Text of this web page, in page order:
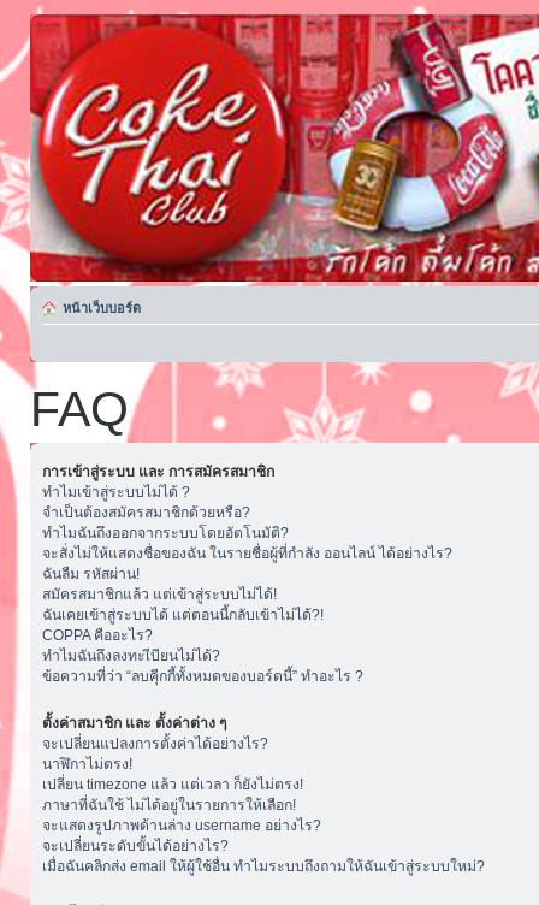
หน้าเว็บบอร์ด
FAQ
การเข้าสู่ระบบ และ การสมัครสมาชิก
ทำไมเข้าสู่ระบบไม่ได้ ?
จำเป็นต้องสมัครสมาชิกด้วยหรือ?
ทำไมฉันถึงออกจากระบบโดยอัตโนมัติ?
จะสั่งไม่ให้แสดงชื่อของฉัน ในรายชื่อผู้ที่กำลัง ออนไลน์ ได้อย่างไร?
ฉันลืม รหัสผ่าน!
สมัครสมาชิกแล้ว แต่เข้าสู่ระบบไม่ได้!
ฉันเคยเข้าสู่ระบบได้ แต่ตอนนี้กลับเข้าไม่ได้?!
COPPA คืออะไร?
ทำไมฉันถึงลงทะเีบียนไม่ได้?
ข้อความที่ว่า “ลบคุีกกี้ทั้งหมดของบอร์ดนี้” ทำอะไร ?
ตั้งค่าสมาชิก และ ตั้งค่าต่าง ๆ
จะเปลี่ยนแปลงการตั้งค่าได้อย่างไร?
นาฬิกาไม่ตรง!
เปลี่ยน timezone แล้ว แต่เวลา ก็ยังไม่ตรง!
ภาษาที่ฉันใช้ ไม่ได้อยู่ในรายการให้เลือก!
จะแสดงรูปภาพด้านล่าง username อย่างไร?
จะเปลี่ยนระดับขั้นได้อย่างไร?
เมื่อฉันคลิกส่ง email ให้ผู้ใช้อื่น ทำไมระบบถึงถามให้ฉันเข้าสู่ระบบใหม่?